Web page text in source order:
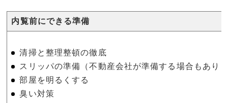
内覧前にできる準備
清掃と整理整頓の徹底
スリッパの準備（不動産会社が準備する場合もあり
部屋を明るくする
臭い対策